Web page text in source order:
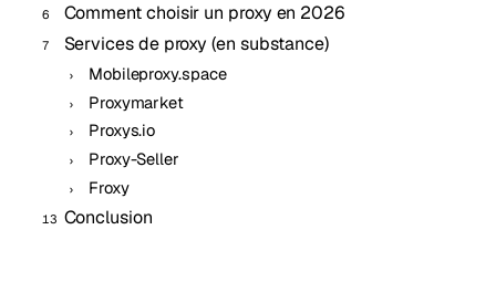
Comment choisir un proxy en 2026
Services de proxy (en substance)
Mobileproxy.space
Proxymarket
Proxys.io
Proxy-Seller
Froxy
Conclusion